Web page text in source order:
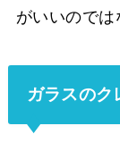
がいいのでは
ガラスのク